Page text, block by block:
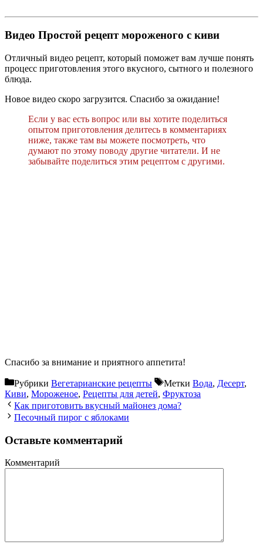
Видео Простой рецепт мороженого с киви
Отличный видео рецепт, который поможет вам лучше понять
процесс приготовления этого вкусного, сытного и полезного
блюда.
Новое видео скоро загрузится. Спасибо за ожидание!
Если у вас есть вопрос или вы хотите поделиться
опытом приготовления делитесь в комментариях
ниже, также там вы можете посмотреть, что
думают по этому поводу другие читатели. И не
забывайте поделиться этим рецептом с другими.
Спасибо за внимание и приятного аппетита!
Рубрики Вегетарианские рецепты Метки Вода, Десерт,
Киви, Мороженое, Рецепты для детей, Фруктоза
Как приготовить вкусный майонез дома?
Песочный пирог с яблоками
Оставьте комментарий
Комментарий